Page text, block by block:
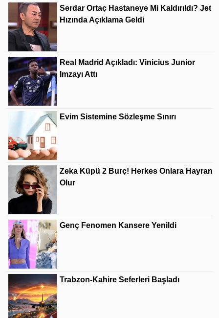
Serdar Ortaç Hastaneye Mi Kaldırıldı? Jet
Hızında Açıklama Geldi
Real Madrid Açıkladı: Vinicius Junior
Imzayı Attı
Evim Sistemine Sözleşme Sınırı
Zeka Küpü 2 Burç! Herkes Onlara Hayran
Olur
Genç Fenomen Kansere Yenildi
Trabzon-Kahire Seferleri Başladı